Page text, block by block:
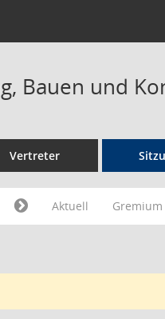
Bauen und
Vertreter
Aktuell